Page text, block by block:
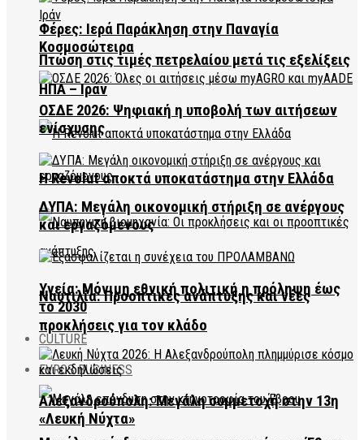
Πτώση στις τιμές πετρελαίου μετά τις εξελίξεις
ΗΠΑ – Ιράν
Η Revolut αποκτά υποκατάστημα στην Ελλάδα
Ναυτιλία: Προοπτικές ανάπτυξης και νέες
προκλήσεις για τον κλάδο
EVROS BUSINESS
Φέρες: Ιερά Παράκληση στην Παναγία
Κοσμοσώτειρα
ΟΣΔΕ 2026: Ψηφιακή η υποβολή των αιτήσεων
ενίσχυσης
ΔΥΠΑ: Μεγάλη οικονομική στήριξη σε ανέργους
και εργαζόμενους
Υγεία: Μόνιμη εθνική πολιτική η πρόληψη έως
το 2030
CULTURE
Αλεξανδρούπολη: Μεγάλη συμμετοχή στην 13η
«Λευκή Νύχτα»